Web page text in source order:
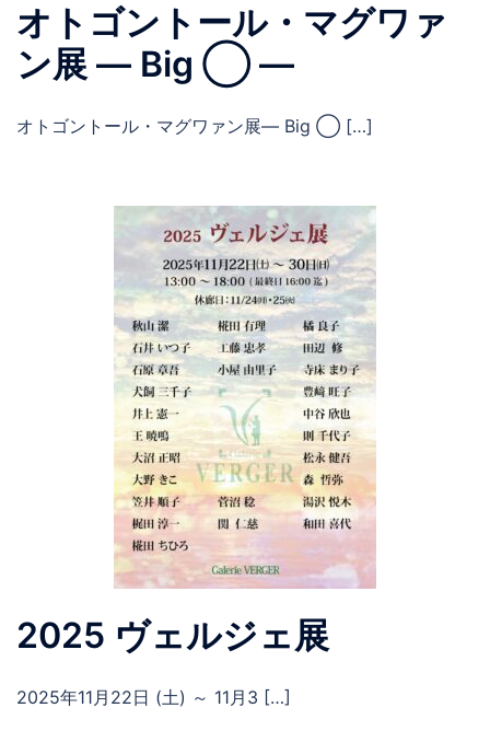
オトゴントール・マグワァ
ン展 ― Big ◯ ―
オトゴントール・マグワァン展― Big ◯ […]
2025 ヴェルジェ展
2025年11月22日 (土) ～ 11月3 […]